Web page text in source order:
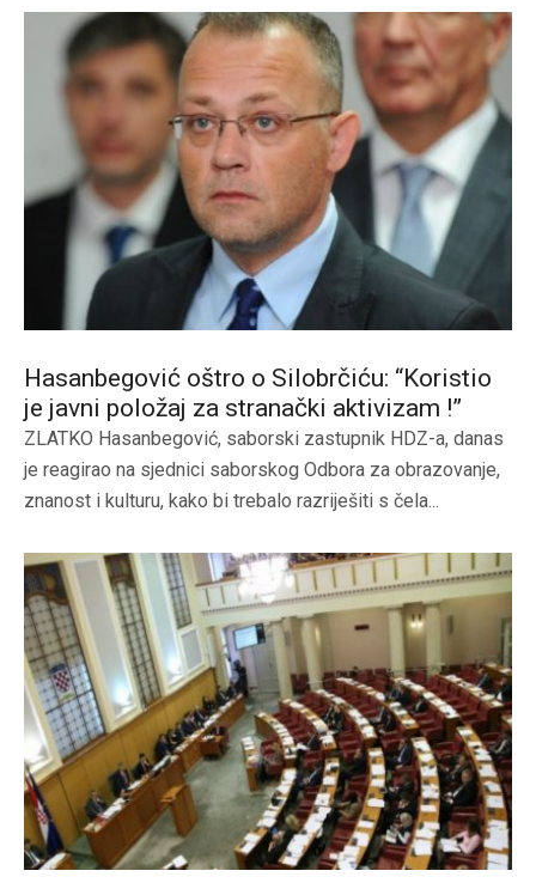
Hasanbegović oštro o Silobrčiću: “Koristio
je javni položaj za stranački aktivizam !”
ZLATKO Hasanbegović, saborski zastupnik HDZ-a, danas
je reagirao na sjednici saborskog Odbora za obrazovanje,
znanost i kulturu, kako bi trebalo razriješiti s čela...